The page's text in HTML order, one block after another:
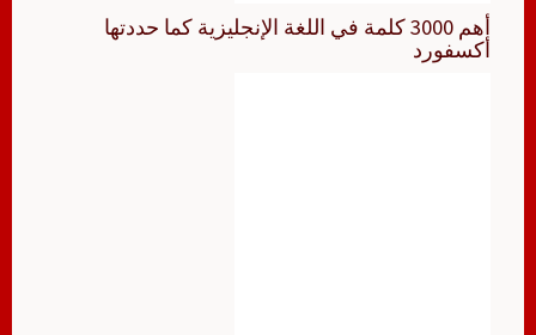
أهم 3000 كلمة في اللغة الإنجليزية كما حددتها
أكسفورد